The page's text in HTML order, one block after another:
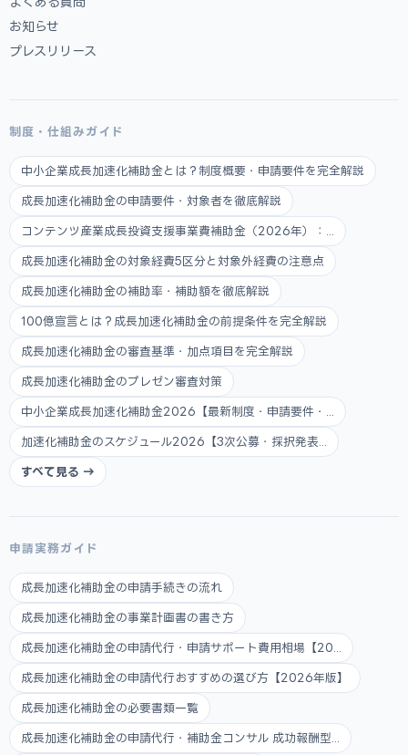
お知らせ
プレスリリース
制度・仕組みガイド
中小企業成長加速化補助金とは？制度概要・申請要件を完全解説
成長加速化補助金の申請要件・対象者を徹底解説
コンテンツ産業成長投資支援事業費補助金（2026年）：...
成長加速化補助金の対象経費5区分と対象外経費の注意点
成長加速化補助金の補助率・補助額を徹底解説
100億宣言とは？成長加速化補助金の前提条件を完全解説
成長加速化補助金の審査基準・加点項目を完全解説
成長加速化補助金のプレゼン審査対策
中小企業成長加速化補助金2026【最新制度・申請要件・...
加速化補助金のスケジュール2026【3次公募・採択発表...
すべて見る →
申請実務ガイド
成長加速化補助金の申請手続きの流れ
成長加速化補助金の事業計画書の書き方
成長加速化補助金の申請代行・申請サポート費用相場【20...
成長加速化補助金の申請代行おすすめの選び方【2026年版】
成長加速化補助金の必要書類一覧
成長加速化補助金の申請代行・補助金コンサル 成功報酬型...